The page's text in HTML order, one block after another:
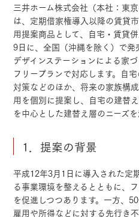
三井ホーム株式会社（本社：東
は、定期借家権導入以降の賃貸
用提案商品として、自宅・賃貸
9日に、全国（沖縄を除く）で
デザインステーションによる家
フリープランで対応します。自
対策などのほか、将来の家族構
用を個別に提案し、自宅の建替
を中心とした建替え層のニーズを
1．提案の背景
平成12年3月1日に導入された定
る事業環境を整えるとともに、
を促進しつつあります。一方、
雇用や所得などに対する先行き